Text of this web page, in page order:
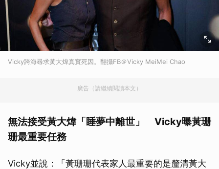
Vicky跨海尋求黃大煒真實死因。翻攝FB＠Vicky MeiMei Chao
廣告（請繼續閱讀本文）
無法接受黃大煒「睡夢中離世」 Vicky曝黃珊
珊最重要任務
Vicky並說：「黃珊珊代表家人最重要的是釐清黃大